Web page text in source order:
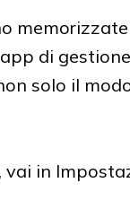
di
solo il
in